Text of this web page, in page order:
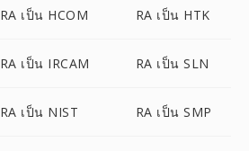
RA เป็น HCOM RA เป็น HTK
RA เป็น IRCAM RA เป็น SLN
RA เป็น NIST RA เป็น SMP